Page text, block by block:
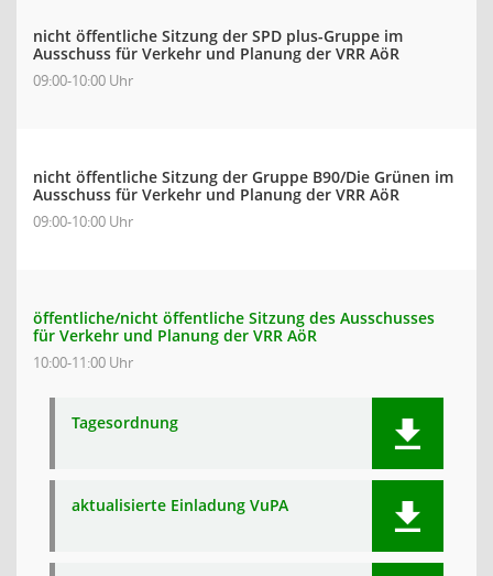
nicht öffentliche Sitzung der SPD plus-Gruppe im
Ausschuss für Verkehr und Planung der VRR AöR
09:00-10:00 Uhr
nicht öffentliche Sitzung der Gruppe B90/Die Grünen im
Ausschuss für Verkehr und Planung der VRR AöR
09:00-10:00 Uhr
öffentliche/nicht öffentliche Sitzung des Ausschusses
für Verkehr und Planung der VRR AöR
10:00-11:00 Uhr
Tagesordnung
aktualisierte Einladung VuPA